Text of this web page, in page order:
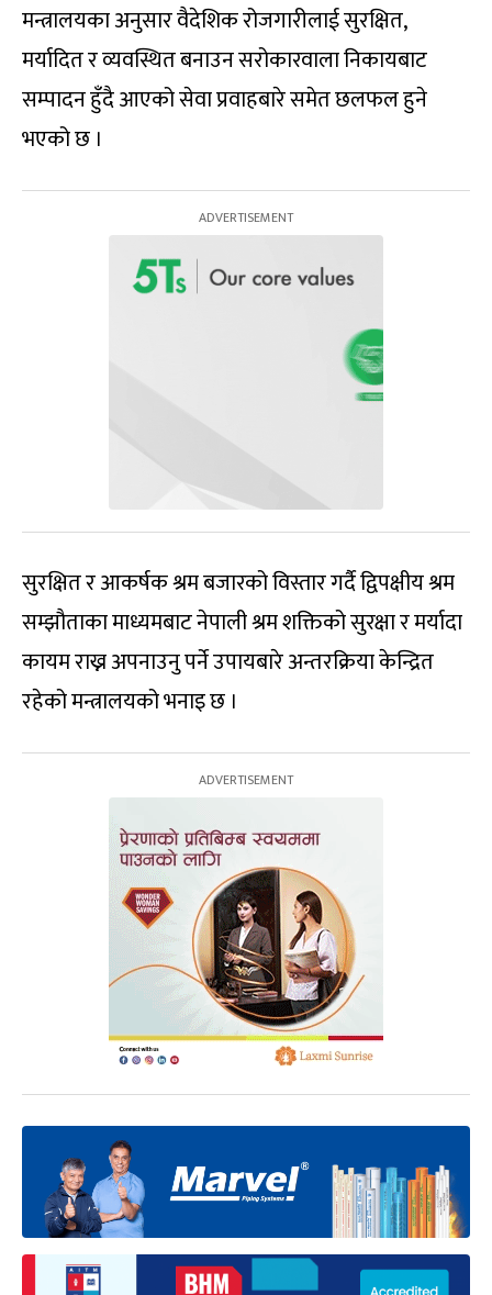
मन्त्रालयका अनुसार वैदेशिक रोजगारीलाई सुरक्षित,
मर्यादित र व्यवस्थित बनाउन सरोकारवाला निकायबाट
सम्पादन हुँदै आएको सेवा प्रवाहबारे समेत छलफल हुने
भएको छ ।
सुरक्षित र आकर्षक श्रम बजारको विस्तार गर्दै द्विपक्षीय श्रम
सम्झौताका माध्यमबाट नेपाली श्रम शक्तिको सुरक्षा र मर्यादा
कायम राख्न अपनाउनु पर्ने उपायबारे अन्तरक्रिया केन्द्रित
रहेको मन्त्रालयको भनाइ छ ।